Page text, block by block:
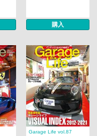
購入
Garage Life vol.87